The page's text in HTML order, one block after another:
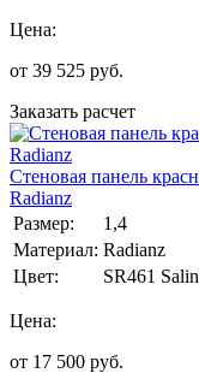
Цена:
от 39 525 руб.
Заказать расчет
Стеновая панель
Radianz
Размер:
1,4
Материал: Radianz
Цвет:
SR461
Цена:
от 17 500 руб.